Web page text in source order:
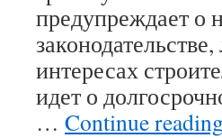
предупреждает о
интересах
идет о
… Continue reading